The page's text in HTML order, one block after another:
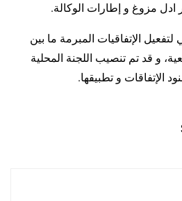
الإتفاقيات المبرمة ما بين
و قد تم تنصيب اللجنة المحلية
الإتفاقات و تطبيقها.